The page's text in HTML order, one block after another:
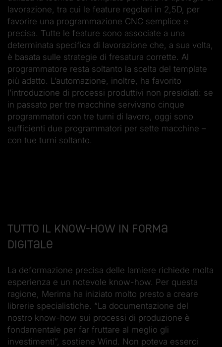
lavorazione, tra cui le feature regolari in 2,5D, per
favorire una programmazione CNC semplice e
precisa. Tutte le feature sono associate a una
determinata specifica di lavorazione che, a sua volta,
è basata sulle strategie di fresatura corrette. Al
programmatore resta soltanto la scelta del template
più adatto. L’automazione, inoltre, ha favorito
l’introduzione di processi produttivi non presidiati: se
in passato per tre macchine servivano cinque
programmatori con tre turni di lavoro, oggi sono
sufficienti due programmatori per sette macchine –
con tue turni soltanto.
Tutto il know-how in forma
digitale
La deformazione precisa delle lamiere richiede molta
esperienza e un notevole know-how. Per questa
ragione, Merima ha iniziato molto presto a creare
librerie specialistiche. “La documentazione del
nostro know-how sui processi di produzione è
fondamentale per far fruttare al meglio gli
investimenti”, sostiene Wind. Non poteva esserci